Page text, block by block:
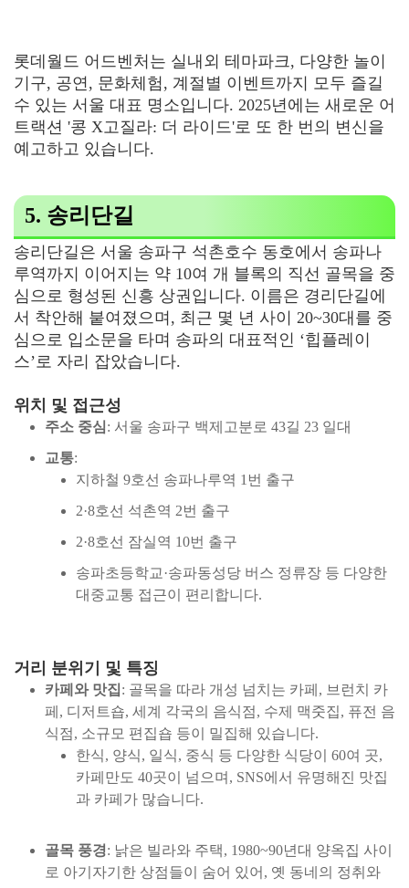
롯데월드 어드벤처는 실내외 테마파크, 다양한 놀이
기구, 공연, 문화체험, 계절별 이벤트까지 모두 즐길
수 있는 서울 대표 명소입니다. 2025년에는 새로운 어
트랙션 '콩 X고질라: 더 라이드'로 또 한 번의 변신을
예고하고 있습니다.
5. 송리단길
송리단길은 서울 송파구 석촌호수 동호에서 송파나
루역까지 이어지는 약 10여 개 블록의 직선 골목을 중
심으로 형성된 신흥 상권입니다. 이름은 경리단길에
서 착안해 붙여졌으며, 최근 몇 년 사이 20~30대를 중
심으로 입소문을 타며 송파의 대표적인 ‘힙플레이
스’로 자리 잡았습니다.
위치 및 접근성
주소 중심 : 서울 송파구 백제고분로 43길 23 일대
교통:
지하철 9호선 송파나루역 1번 출구
2·8호선 석촌역 2번 출구
2·8호선 잠실역 10번 출구
송파초등학교·송파동성당 버스 정류장 등 다양한
대중교통 접근이 편리합니다.
거리 분위기 및 특징
카페와 맛집 : 골목을 따라 개성 넘치는 카페, 브런치 카
페, 디저트숍, 세계 각국의 음식점, 수제 맥줏집, 퓨전 음
식점, 소규모 편집숍 등이 밀집해 있습니다.
한식, 양식, 일식, 중식 등 다양한 식당이 60여 곳,
카페만도 40곳이 넘으며, SNS에서 유명해진 맛집
과 카페가 많습니다.
골목 풍경: 낡은 빌라와 주택, 1980~90년대 양옥집 사이
로 아기자기한 상점들이 숨어 있어, 옛 동네의 정취와